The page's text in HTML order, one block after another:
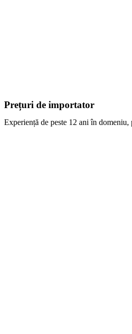
Prețuri de importator
Experiență de peste 12 ani în domeniu,